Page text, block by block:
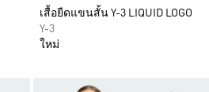
เสื้อยืดแขนสั้น Y-3 LIQUID LOGO
Y-3
ใหม่